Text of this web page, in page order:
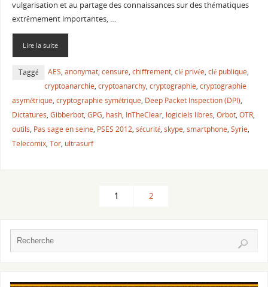
vulgarisation et au partage des connaissances sur des thématiques
extrêmement importantes, …
Lire la suite
Taggé AES, anonymat, censure, chiffrement, clé privée, clé publique,
cryptoanarchie, cryptoanarchy, cryptographie, cryptographie
asymétrique, cryptographie symétrique, Deep Packet Inspection (DPI),
Dictatures, Gibberbot, GPG, hash, InTheClear, logiciels libres, Orbot, OTR,
outils, Pas sage en seine, PSES 2012, sécurité, skype, smartphone, Syrie,
Telecomix, Tor, ultrasurf
1 2